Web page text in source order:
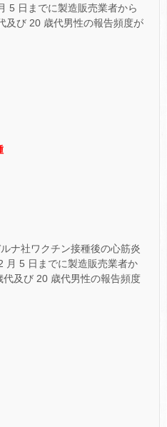
5 日までに製造販売業者から
及び 20 歳代男性の報告頻度が
ナ社ワクチン接種後の心筋炎
月 5 日までに製造販売業者か
及び 20 歳代男性の報告頻度